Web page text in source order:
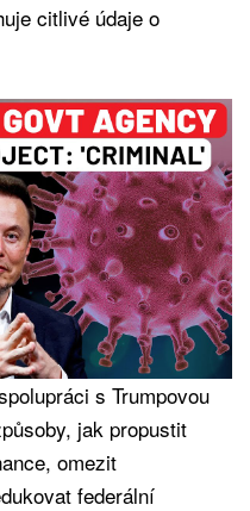
citlivé údaje o
s Trumpovou
jak propustit
omezit
federální